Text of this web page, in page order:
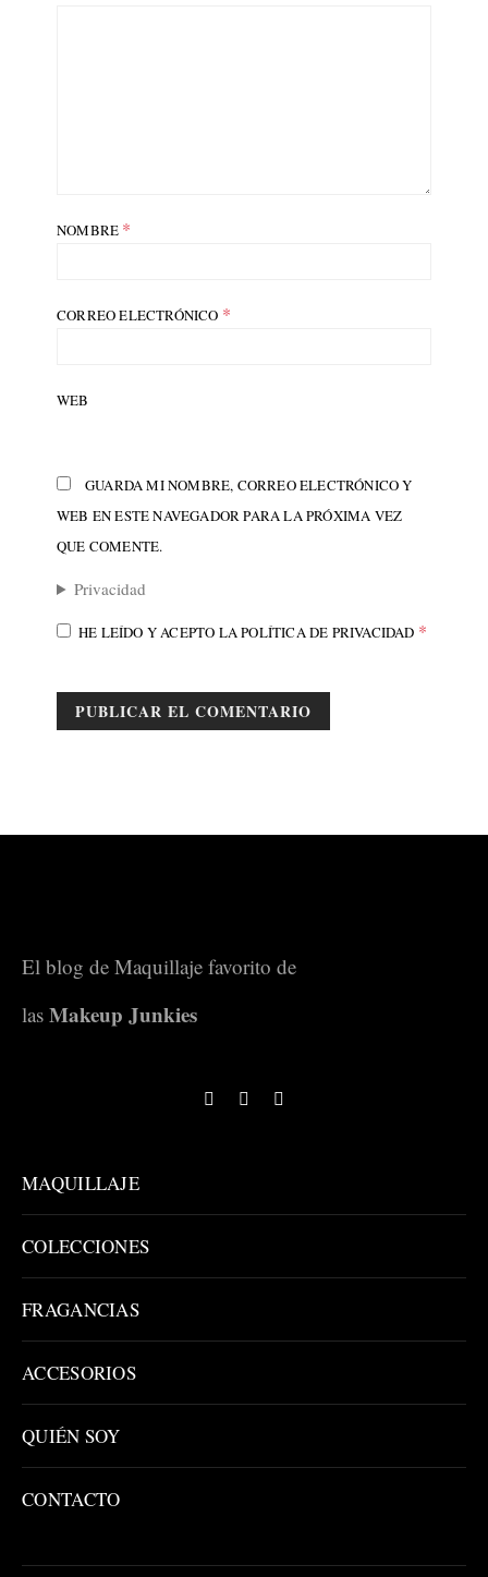
NOMBRE *
CORREO ELECTRÓNICO *
WEB
GUARDA MI NOMBRE, CORREO ELECTRÓNICO Y
WEB EN ESTE NAVEGADOR PARA LA PRÓXIMA VEZ
QUE COMENTE.
Privacidad
HE LEÍDO Y ACEPTO LAPOLÍTICA DE PRIVACIDAD *
El blog de Maquillaje favorito de
las Makeup Junkies
MAQUILLAJE
COLECCIONES
FRAGANCIAS
ACCESORIOS
QUIÉN SOY
CONTACTO